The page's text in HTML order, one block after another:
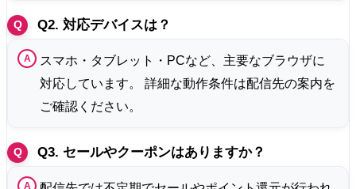
Q2. 対応デバイスは？
スマホ・タブレット・PCなど、主要なブラウザに
対応しています。 詳細な動作条件は配信先の案内を
ご確認ください。
Q3. セールやクーポンはありますか？